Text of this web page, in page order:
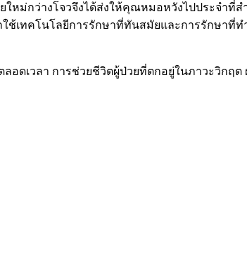
ใหม่กว่างโจวจึงได้ส่งให้คุณหมอหวังไปประจำ
ทคโนโลยีการรักษาที่ทันสมัยและการรักษาที่ท
ลอดเวลา การช่วยชีวิตผู้ป่วยที่ตกอยู่ในภาวะวิก